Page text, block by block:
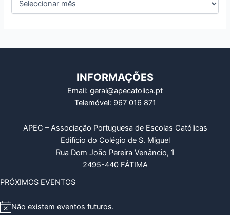
INFORMAÇÕES
Email: geral@apecatolica.pt
Telemóvel: 967 016 871
APEC – Associação Portuguesa de Escolas Católicas
Edifício do Colégio de S. Miguel
Rua Dom João Pereira Venâncio, 1
2495-440 FÁTIMA
PRÓXIMOS EVENTOS
A
Não existem eventos futuros.